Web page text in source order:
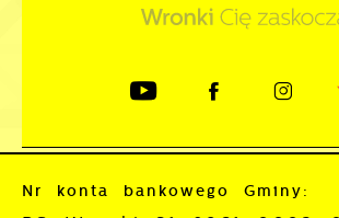
Nr konta bankowego Gminy: